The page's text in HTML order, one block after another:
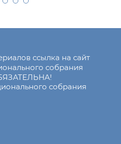
ссылка на сайт
собрания
собрания